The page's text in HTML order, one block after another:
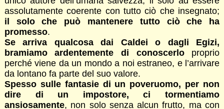
assolutamente coerente con tutto ciò che insegnato;
il solo che può mantenere tutto ciò che ha
promesso.
Se arriva qualcosa dai Caldei o dagli Egizi,
bramiamo ardentemente di conoscerloproprio
perché viene da un mondo a noi estraneo, e l’arrivare
da lontano fa parte del suo valore.
Spesso sulle fantasie di un poveruomo, per non
dire di un impostore, ci tormentiamo
ansiosamente, non solo senza alcun frutto, ma con